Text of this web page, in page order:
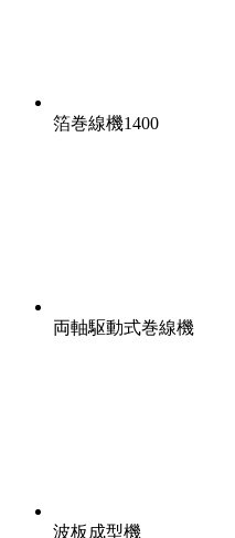
箔巻線機1400
両軸駆動式巻線機
波板成型機